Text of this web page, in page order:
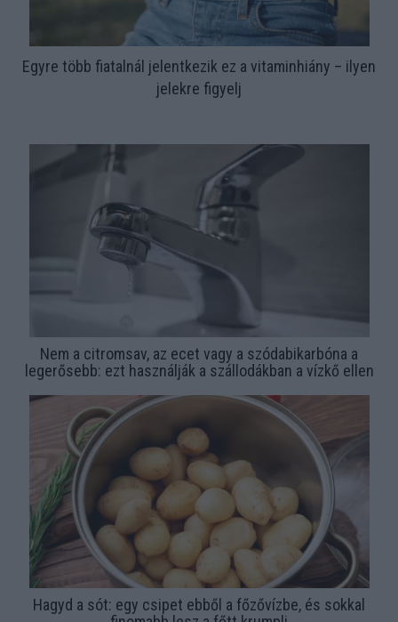
Egyre több fiatalnál jelentkezik ez a vitaminhiány – ilyen
jelekre figyelj
Nem a citromsav, az ecet vagy a szódabikarbóna a
legerősebb: ezt használják a szállodákban a vízkő ellen
Hagyd a sót: egy csipet ebből a főzővízbe, és sokkal